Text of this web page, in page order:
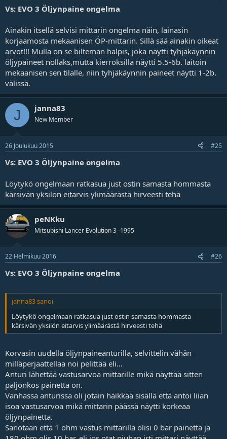
Vs: EVO 3 Öljynpaine ongelma
Ainakin itsellä selvisi mittarin ongelma näin, lainasin
korjaamosta mekaanisen ÖP-mittarin. Sillä sää ainakin oikeat
arvot!!! Mulla on se bilteman halpis, joka näytti tyhjäkäynnin
öljypaineet nollaks,mutta kierroksilla näytti 5.5-6b. laitoin
mekaanisen sen tilalle, niin tyhjäkäynnin paineet näytti 1-2b.
välissä.
J janna83
New Member
26 Joulukuu 2015 #25
Vs: EVO 3 Öljynpaine ongelma
Löytykö ongelmaan ratkasua just ostin samasta hommasta
kärsivän yksilön eitarvis ylimäärästä hirveesti tehä
peNKku
Mitsubishi Lancer Evolution 3 -1995
22 Helmikuu 2016 #26
Vs: EVO 3 Öljynpaine ongelma
janna83 sanoi
Löytykö ongelmaan ratkasua just ostin samasta hommasta
kärsivän yksilön eitarvis ylimäärästä hirveesti tehä
Korvasin uudella öljynpaineanturilla, selvittelin vähän
milläperjaattellaa noi pelittää eli...
Anturi lähettää vastusarvoa mittarille mikä näyttää sitten
paljonkos painetta on.
Vanhassa anturissa oli jotain häikkää sisällä että antoi liian
isoa vastusarvoa mikä mittarin päässä näytti korkeaa
öljynpainetta.
Sanotaan että 1 ohm vastus mittarilla olisi 0 bar painetta ja